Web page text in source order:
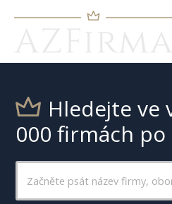
Hledejte ve
000 firmách po